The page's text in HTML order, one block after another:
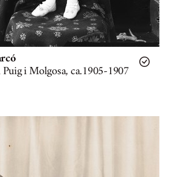
i Molgosa, ca.1905-1907